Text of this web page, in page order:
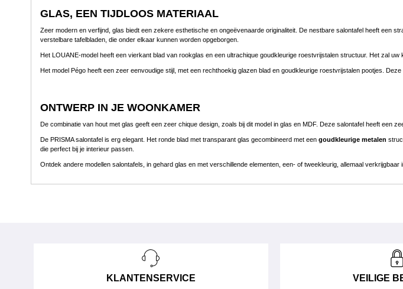
GLAS, EEN TIJDLOOS MATERIAAL
Zeer modern en verfijnd, glas biedt een zekere esthetische en ongeëvenaarde originaliteit. De nestbare salontafel heeft een
verstelbare tafelbladen, die onder elkaar kunnen worden opgeborgen.
Het LOUANE-model heeft een vierkant blad van rookglas en een ultrachique goudkleurige roestvrijstalen structuur. Het zal
Het model Pégo heeft een zeer eenvoudige stijl, met een rechthoekig glazen blad en goudkleurige roestvrijstalen pootjes.
ONTWERP IN JE WOONKAMER
De combinatie van hout met glas geeft een zeer chique design, zoals bij dit model in glas en MDF. Deze salontafel heeft een
De PRISMA salontafel is erg elegant. Het ronde blad met transparant glas gecombineerd met een goudkleurige metalen
die perfect bij je interieur passen.
Ontdek andere modellen salontafels, in gehard glas en met verschillende elementen, een- of tweekleurig, allemaal
KLANTENSERVICE VEILIGE